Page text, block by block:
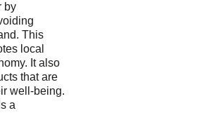
by
This
local
It also
that are
well-being.
a